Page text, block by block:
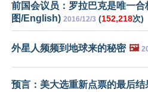
前国会议员：罗拉巴克是唯一
图/English) 2016/12/3 (152,218次)
外星人频频到地球来的秘密 🖼️
预言：美大选重新点票的最后结